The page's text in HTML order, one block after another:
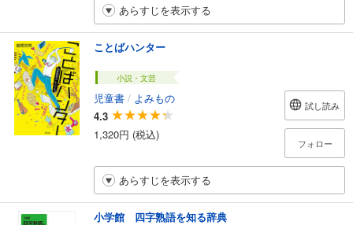
あらすじを表示する
ことばハンター
小説・文芸
児童書 / よみもの
4.3
1,320円 (税込)
試し読み
フォロー
あらすじを表示する
小学館 四字熟語を知る辞典